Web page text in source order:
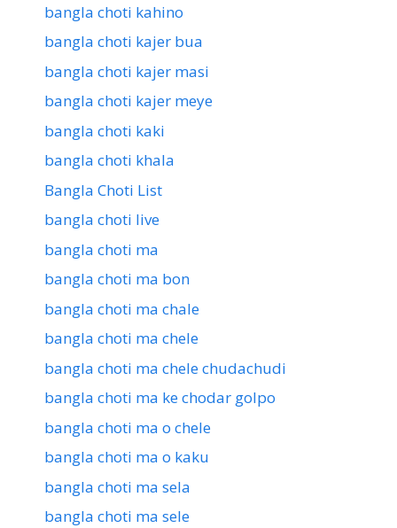
bangla choti kahino
bangla choti kajer bua
bangla choti kajer masi
bangla choti kajer meye
bangla choti kaki
bangla choti khala
Bangla Choti List
bangla choti live
bangla choti ma
bangla choti ma bon
bangla choti ma chale
bangla choti ma chele
bangla choti ma chele chudachudi
bangla choti ma ke chodar golpo
bangla choti ma o chele
bangla choti ma o kaku
bangla choti ma sela
bangla choti ma sele